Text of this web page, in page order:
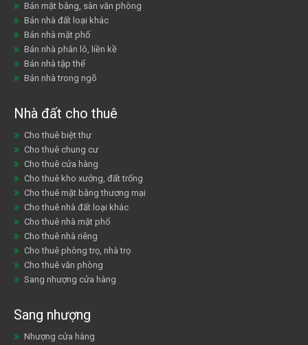
Bán mặt bằng, sàn văn phòng
Bán nhà đất loại khác
Bán nhà mặt phố
Bán nhà phân lô, liền kề
Bán nhà tập thể
Bán nhà trong ngõ
Nhà đất cho thuê
Cho thuê biệt thự
Cho thuê chung cư
Cho thuê cửa hàng
Cho thuê kho xưởng, đất trống
Cho thuê mặt bằng thương mại
Cho thuê nhà đất loại khác
Cho thuê nhà mặt phố
Cho thuê nhà riêng
Cho thuê phòng trọ, nhà trọ
Cho thuê văn phòng
Sang nhượng cửa hàng
Sang nhượng
Nhượng cửa hàng